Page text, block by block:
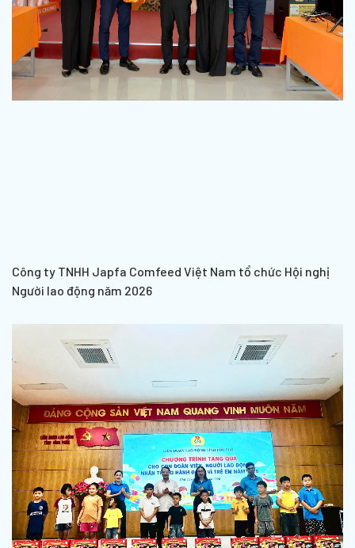
Công ty TNHH Japfa Comfeed Việt Nam tổ chức Hội nghị
Người lao động năm 2026